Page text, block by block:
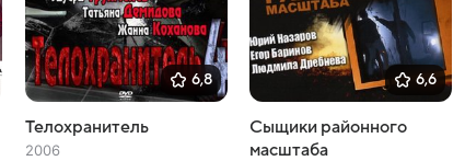
6,8
Телохранитель
2006
6,6
Сыщики районного
масштаба